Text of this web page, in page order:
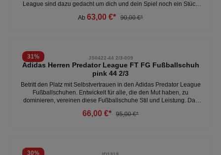
League sind dazu gedacht um dich und dein Spiel noch ein Stück
fast jedem Ballkontakt.- sicherer Sitz und perfekten Halt-
Fußballschuhe unter:Herren - Schuhe - Fussball - Rasen
Ab 63,00 €* 90,00 €*
31% JS0422-44 2/3-009
Adidas Herren Predator League FT FG Fußballschuh
pink 44 2/3
Betritt den Platz mit Selbstvertrauen in den Adidas Predator League
Fußballschuhen. Entwickelt für alle, die den Mut haben, zu
dominieren, vereinen diese Fußballschuhe Stil und Leistung. Das
Weichheit, während die integrierte haptische Beschichtung die
Weitere Herren Fußballschuhe unter: Herren- Schuhe- Fussball
66,00 €* 95,00 €*
30%